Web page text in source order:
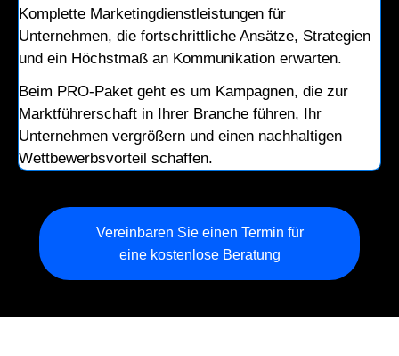
Komplette Marketingdienstleistungen für
Unternehmen, die fortschrittliche Ansätze, Strategien
und ein Höchstmaß an Kommunikation erwarten.
Beim PRO-Paket geht es um Kampagnen, die zur
Marktführerschaft in Ihrer Branche führen, Ihr
Unternehmen vergrößern und einen nachhaltigen
Wettbewerbsvorteil schaffen.
Vereinbaren Sie einen Termin für
eine kostenlose Beratung